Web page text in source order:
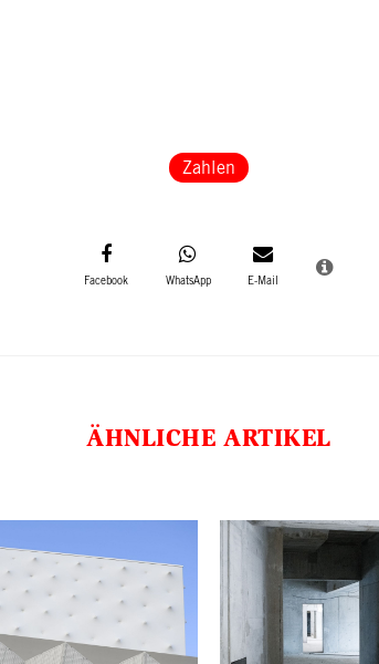
Zahlen
ÄHNLICHE ARTIKEL